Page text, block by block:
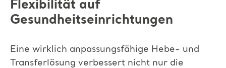
Flexibilität auf
Gesundheitseinrichtungen
Eine wirklich anpassungsfähige Hebe- und
Transferlösung verbessert nicht nur die